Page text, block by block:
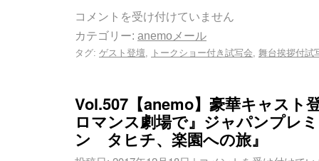
コメントを受け付けていません
カテゴリー: anemoメール
タグ: ゲスト登壇, トークショー付き試写会, 舞台挨拶付試
Vol.507【anemo】豪華キャスト
ロマンス劇場で』ジャパンプレ
ン タヒチ、楽園への旅』